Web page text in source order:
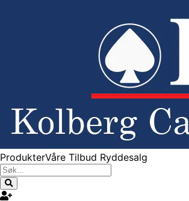
ProdukterVåre Tilbud Ryddesalg